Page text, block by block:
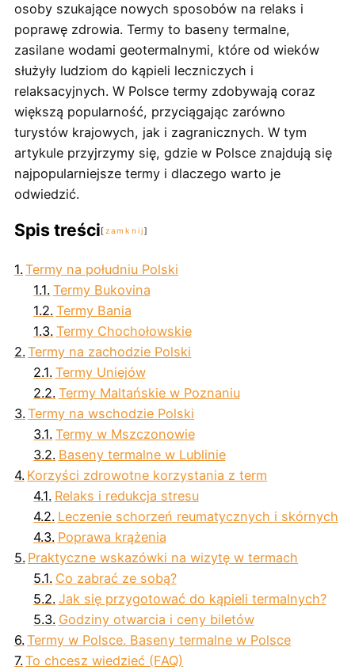
osoby szukające nowych sposobów na relaks i
poprawę zdrowia. Termy to baseny termalne,
zasilane wodami geotermalnymi, które od wieków
służyły ludziom do kąpieli leczniczych i
relaksacyjnych. W Polsce termy zdobywają coraz
większą popularność, przyciągając zarówno
turystów krajowych, jak i zagranicznych. W tym
artykule przyjrzymy się, gdzie w Polsce znajdują się
najpopularniejsze termy i dlaczego warto je
odwiedzić.
Spis treści zamknij
Termy na południu Polski
Termy Bukovina
Termy Bania
Termy Chochołowskie
Termy na zachodzie Polski
Termy Uniejów
Termy Maltańskie w Poznaniu
Termy na wschodzie Polski
Termy w Mszczonowie
Baseny termalne w Lublinie
Korzyści zdrowotne korzystania z term
Relaks i redukcja stresu
Leczenie schorzeń reumatycznych i skórnych
Poprawa krążenia
Praktyczne wskazówki na wizytę w termach
Co zabrać ze sobą?
Jak się przygotować do kąpieli termalnych?
Godziny otwarcia i ceny biletów
Termy w Polsce. Baseny termalne w Polsce
To chcesz wiedzieć (FAQ)